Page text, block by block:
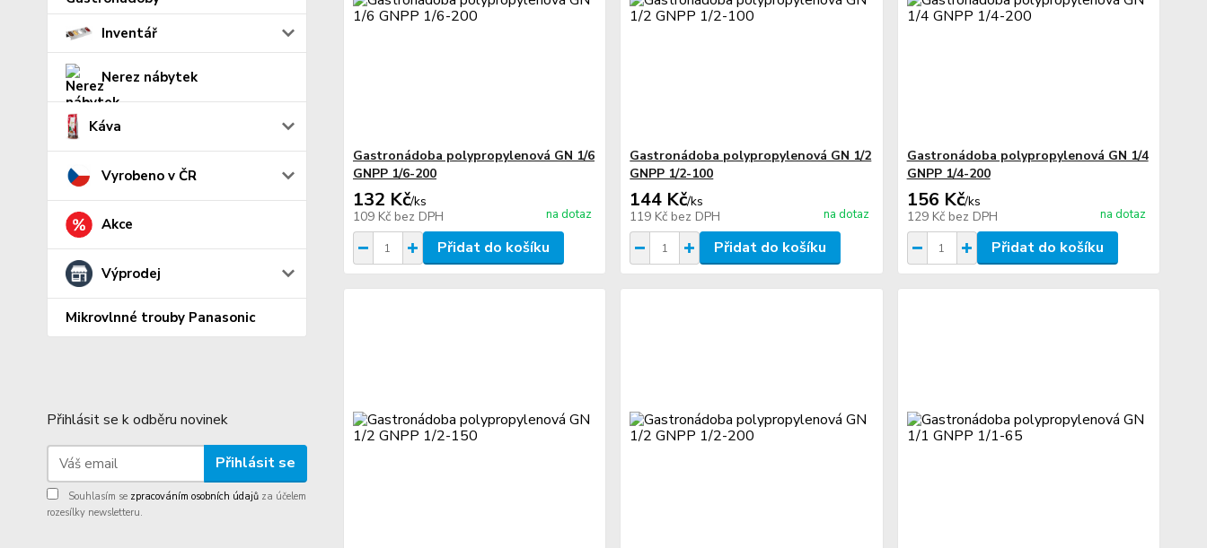
Inventář
Nerez nábytek
Káva
Vyrobeno v ČR
Akce
Výprodej
Mikrovlnné trouby Panasonic
Přihlásit se k odběru novinek
Přihlásit se
Souhlasím se zpracováním osobních údajů za účelem
rozesílky newsletteru.
Gastronádoba polypropylenová GN 1/6
GNPP 1/6-200
132 Kč/ks
109 Kč bez DPH na dotaz
Přidat do košíku
Gastronádoba polypropylenová GN 1/2
GNPP 1/2-100
144 Kč/ks
119 Kč bez DPH na dotaz
Přidat do košíku
Gastronádoba polypropylenová GN 1/4
GNPP 1/4-200
156 Kč/ks
129 Kč bez DPH na dotaz
Přidat do košíku